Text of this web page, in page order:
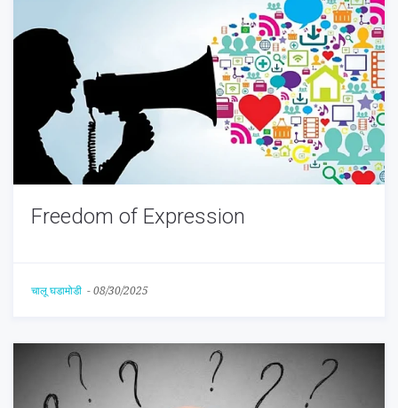
Freedom of Expression
चालू घडामोडी - 08/30/2025